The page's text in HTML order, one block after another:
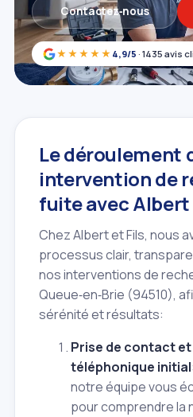
★★★★★ 4,9/5 · 1435 avis
Contactez‑nous
Le déroulement
intervention de
fuite avec Albert
Chez Albert et Fils, nous
processus clair,
nos interventions de
Queue‑en‑Brie (94510),
sérénité et résultats:
Prise de contact
téléphonique initial
notre équipe vous
pour comprendre la